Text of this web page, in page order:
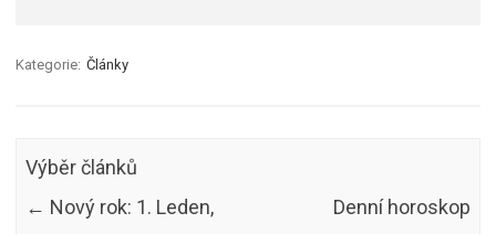
Kategorie: Články
Výběr článků
← Nový rok: 1. Leden,
Denní horoskop